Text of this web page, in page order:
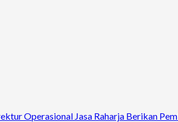
Operasional Jasa Raharja Berikan